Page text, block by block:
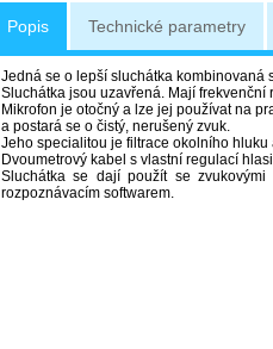
Popis Technické parametry
Jedná se o lepší sluchátka kombinovaná
Sluchátka jsou uzavřená. Mají
Mikrofon je otočný a lze jej používat na
a postará se o čistý, nerušený zvuk.
Jeho specialitou je filtrace okolního
Dvoumetrový kabel s vlastní regulací
Sluchátka se dají použít se
rozpoznávacím softwarem.